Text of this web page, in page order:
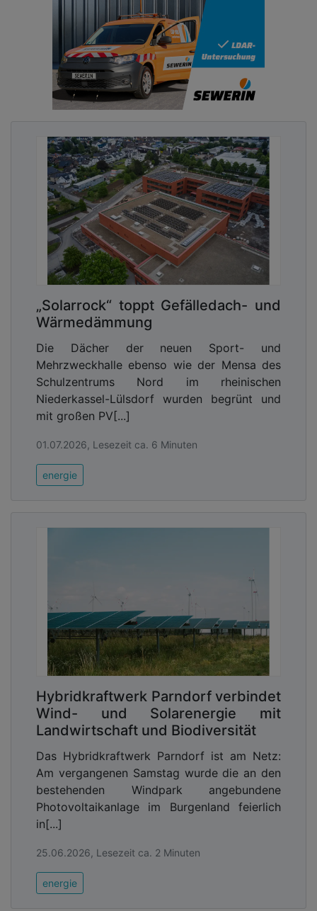
„Solarrock“ toppt Gefälledach- und
Wärmedämmung
Die Dächer der neuen Sport- und
Mehrzweckhalle ebenso wie der Mensa des
Schulzentrums Nord im rheinischen
Niederkassel-Lülsdorf wurden begrünt und
mit großen PV[...]
01.07.2026, Lesezeit ca. 6 Minuten
energie
Hybridkraftwerk Parndorf verbindet
Wind- und Solarenergie mit
Landwirtschaft und Biodiversität
Das Hybridkraftwerk Parndorf ist am Netz:
Am vergangenen Samstag wurde die an den
bestehenden Windpark angebundene
Photovoltaikanlage im Burgenland feierlich
in[...]
25.06.2026, Lesezeit ca. 2 Minuten
energie